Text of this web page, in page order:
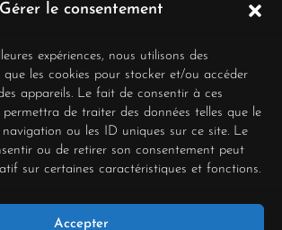
Gérer le consentement
expériences, nous utilisons des
que les cookies pour stocker et/ou accéder
appareils. Le fait de consentir à ces
de traiter des données telles que le
ou les ID uniques sur ce site. Le
ou de retirer son consentement peut
sur certaines caractéristiques et fonctions.
Accepter
FAQ
Mentions Légales
générales de
vente